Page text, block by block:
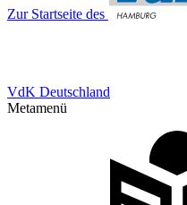
Zur Startseite des
VdK Deutschland
Metamenü